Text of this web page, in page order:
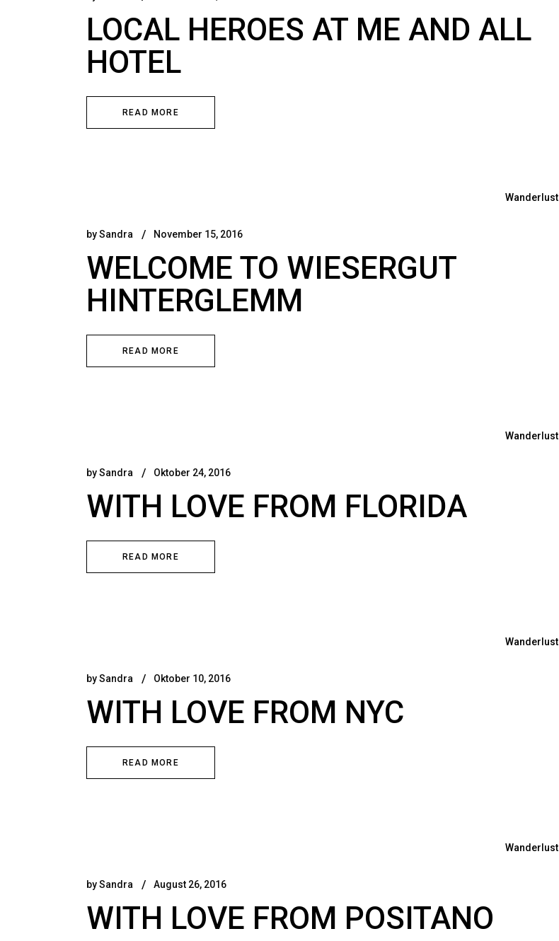
LOCAL HEROES AT ME AND ALL
HOTEL
READ MORE
Wanderlust
bySandra November 15, 2016
WELCOME TO WIESERGUT
HINTERGLEMM
READ MORE
Wanderlust
bySandra Oktober 24, 2016
WITH LOVE FROM FLORIDA
READ MORE
Wanderlust
bySandra Oktober 10, 2016
WITH LOVE FROM NYC
READ MORE
Wanderlust
bySandra August 26, 2016
WITH LOVE FROM POSITANO